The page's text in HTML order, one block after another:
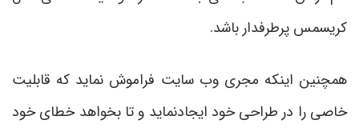
کریسمس پرطرفدار باشد.
همچنین اینکه مجری وب سایت فراموش نماید که قابلیت
خاصی را در طراحی خود ایجادنماید و تا بخواهد خطای خود